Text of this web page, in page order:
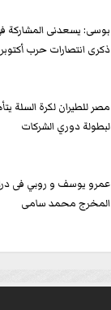
بوسى: يسعدنى المشاركة
ذكرى انتصارات حرب أكتوبر
مصر للطيران لكرة السلة
لبطولة دوري الشركات
المخرج محمد سامى